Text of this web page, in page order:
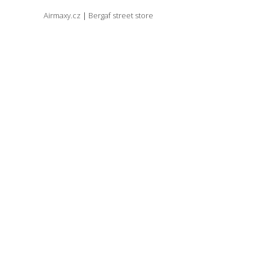
Airmaxy.cz | Bergaf street store